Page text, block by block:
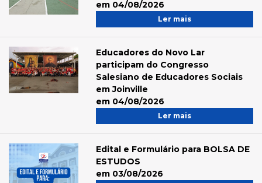
em 04/08/2026
Ler mais
Educadores do Novo Lar
participam do Congresso
Salesiano de Educadores Sociais
em Joinville
em 04/08/2026
Ler mais
Edital e Formulário para BOLSA DE
ESTUDOS
em 03/08/2026